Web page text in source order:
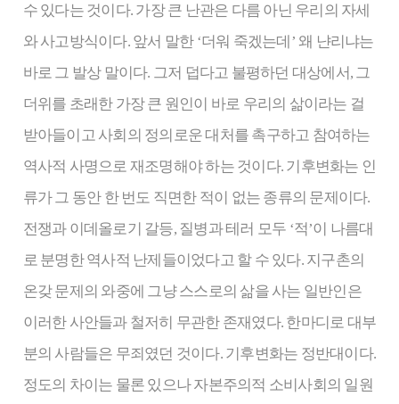
수 있다는 것이다. 가장 큰 난관은 다름 아닌 우리의 자세
와 사고방식이다. 앞서 말한 ‘더워 죽겠는데’ 왜 냔리냐는
바로 그 발상 말이다. 그저 덥다고 불평하던 대상에서, 그
더위를 초래한 가장 큰 원인이 바로 우리의 삶이라는 걸
받아들이고 사회의 정의로운 대처를 촉구하고 참여하는
역사적 사명으로 재조명해야 하는 것이다. 기후변화는 인
류가 그 동안 한 번도 직면한 적이 없는 종류의 문제이다.
전쟁과 이데올로기 갈등, 질병과 테러 모두 ‘적’이 나름대
로 분명한 역사적 난제들이었다고 할 수 있다. 지구촌의
온갖 문제의 와중에 그냥 스스로의 삶을 사는 일반인은
이러한 사안들과 철저히 무관한 존재였다. 한마디로 대부
분의 사람들은 무죄였던 것이다. 기후변화는 정반대이다.
정도의 차이는 물론 있으나 자본주의적 소비사회의 일원